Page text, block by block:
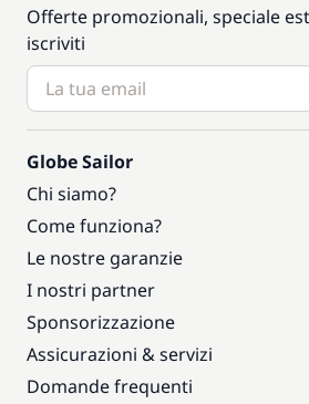
Offerte promozionali, speciale
iscriviti
Globe Sailor
Chi siamo?
Come funziona?
Le nostre garanzie
I nostri partner
Sponsorizzazione
Assicurazioni & servizi
Domande frequenti